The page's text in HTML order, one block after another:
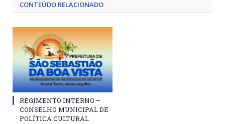
CONTEÚDO RELACIONADO
REGIMENTO INTERNO –
CONSELHO MUNICIPAL DE
POLÍTICA CULTURAL